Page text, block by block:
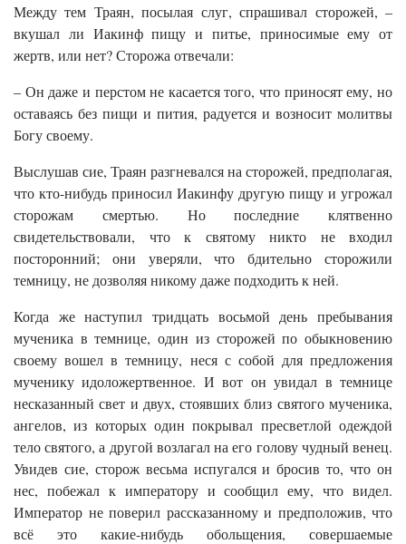
Между тем Траян, посылая слуг, спрашивал сторожей, –
вкушал ли Иакинф пищу и питье, приносимые ему от
жертв, или нет? Сторожа отвечали:
– Он даже и перстом не касается того, что приносят ему, но
оставаясь без пищи и пития, радуется и возносит молитвы
Богу своему.
Выслушав сие, Траян разгневался на сторожей, предполагая,
что кто-нибудь приносил Иакинфу другую пищу и угрожал
сторожам смертью. Но последние клятвенно
свидетельствовали, что к святому никто не входил
посторонний; они уверяли, что бдительно сторожили
темницу, не дозволяя никому даже подходить к ней.
Когда же наступил тридцать восьмой день пребывания
мученика в темнице, один из сторожей по обыкновению
своему вошел в темницу, неся с собой для предложения
мученику идоложертвенное. И вот он увидал в темнице
несказанный свет и двух, стоявших близ святого мученика,
ангелов, из которых один покрывал пресветлой одеждой
тело святого, а другой возлагал на его голову чудный венец.
Увидев сие, сторож весьма испугался и бросив то, что он
нес, побежал к императору и сообщил ему, что видел.
Император не поверил рассказанному и предположив, что
всё это какие-нибудь обольщения, совершаемые